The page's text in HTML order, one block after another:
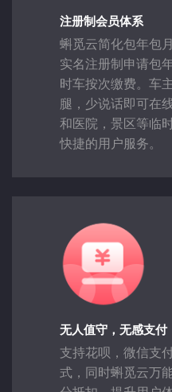
注册制会员体系
蝌觅云简化包年包
实名注册制申请包
时车按次缴费。车
腿，少说话即可在
和医院，景区等临
快捷的用户服务。
无人值守，无感支付
支持花呗，微信支
式，同时蝌觅云万